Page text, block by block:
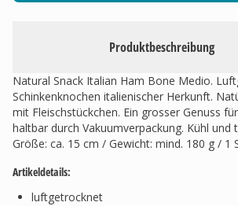
Produktbeschreibung
Natural Snack Italian Ham Bone Medio.
Schinkenknochen italienischer Herkunft.
mit Fleischstückchen. Ein grosser Genuss
haltbar durch Vakuumverpackung. Kühl und
Größe: ca. 15 cm / Gewicht: mind. 180 g / 1
Artikeldetails:
luftgetrocknet